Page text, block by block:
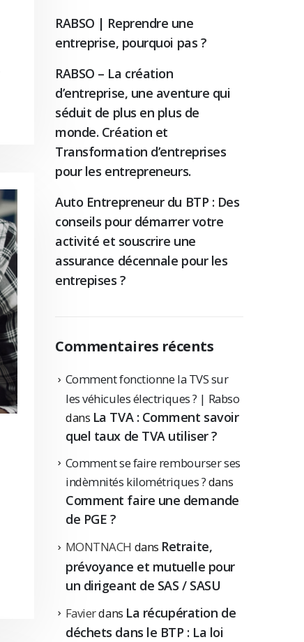
RABSO | Reprendre une
entreprise, pourquoi pas ?
RABSO – La création
d’entreprise, une aventure qui
séduit de plus en plus de
monde. Création et
Transformation d’entreprises
pour les entrepreneurs.
Auto Entrepreneur du BTP : Des
conseils pour démarrer votre
activité et souscrire une
assurance décennale pour les
entrepises ?
Commentaires récents
Comment fonctionne la TVS sur
les véhicules électriques ? | Rabso
dans La TVA : Comment savoir
quel taux de TVA utiliser ?
Comment se faire rembourser ses
indèmnités kilométriques ?dans
Comment faire une demande
de PGE ?
MONTNACH dans Retraite,
prévoyance et mutuelle pour
un dirigeant de SAS / SASU
Favierdans La récupération de
déchets dans le BTP : La loi